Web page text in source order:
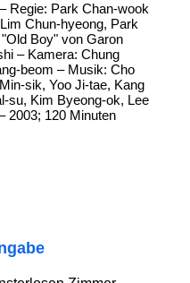
Regie: Park Chan-wook
Chun-hyeong, Park
Boy" von Garon
– Kamera: Chung
beom – Musik: Cho
sik, Yoo Ji-tae, Kang
su, Kim Byeong-ok, Lee
2003; 120 Minuten